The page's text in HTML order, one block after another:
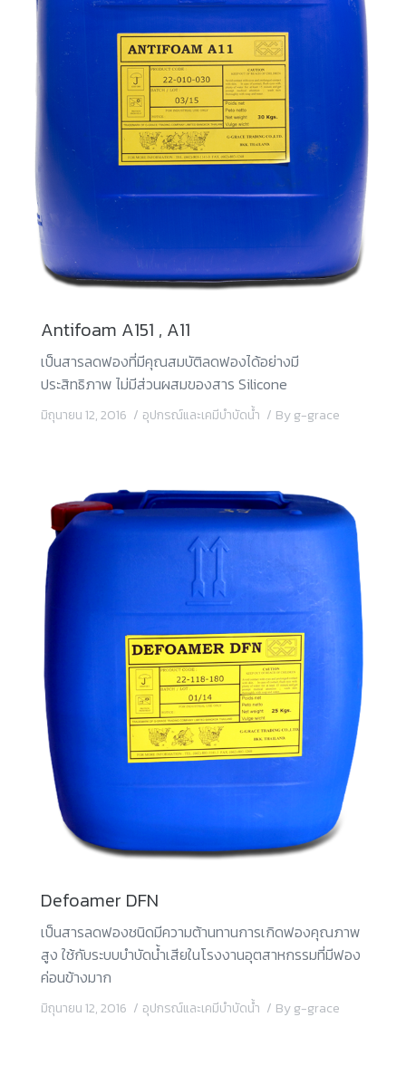
Antifoam A151 , A11
เป็นสารลดฟองที่มีคุณสมบัติลดฟองได้อย่างมี
ประสิทธิภาพ ไม่มีส่วนผสมของสาร Silicone
มิถุนายน 12, 2016 อุปกรณ์และเคมีบำบัดน้ำ Byg-grace
Defoamer DFN
เป็นสารลดฟองชนิดมีความต้านทานการเกิดฟองคุณภาพ
สูง ใช้กับระบบบำบัดน้ำเสียในโรงงานอุตสาหกรรมที่มีฟอง
ค่อนข้างมาก
มิถุนายน 12, 2016 อุปกรณ์และเคมีบำบัดน้ำ Byg-grace